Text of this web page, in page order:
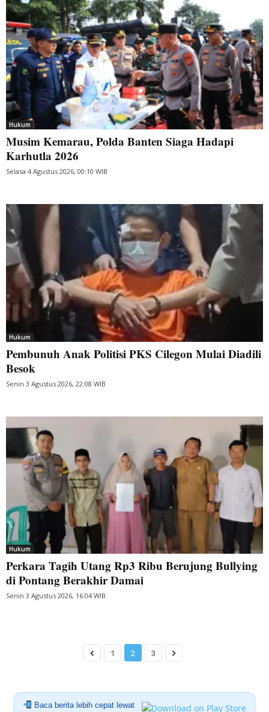
Hukum
Musim Kemarau, Polda Banten Siaga Hadapi
Karhutla 2026
Selasa 4 Agustus 2026, 00:10 WIB
Hukum
Pembunuh Anak Politisi PKS Cilegon Mulai Diadili
Besok
Senin 3 Agustus 2026, 22:08 WIB
Hukum
Perkara Tagih Utang Rp3 Ribu Berujung Bullying
di Pontang Berakhir Damai
Senin 3 Agustus 2026, 16:04 WIB
1 2 3
Baca berita lebih cepat lewat